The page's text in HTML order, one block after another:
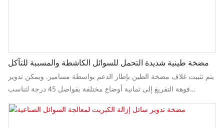
مضخة طينية شديدة التحمل للسوائل الكاشطة والمسببة للتآكل
يتم تثبيت غلاف مضخة الطين بإطار الدعم بواسطة مسامير. ويمكن تدوير
فوهة التفريغ إلى ثمانية أوضاع مختلفة بفواصل 45 درجة لتناسب
تصميمات الأنابيب في الموقع وتسهيل التوصيلات متعددة المراحل.